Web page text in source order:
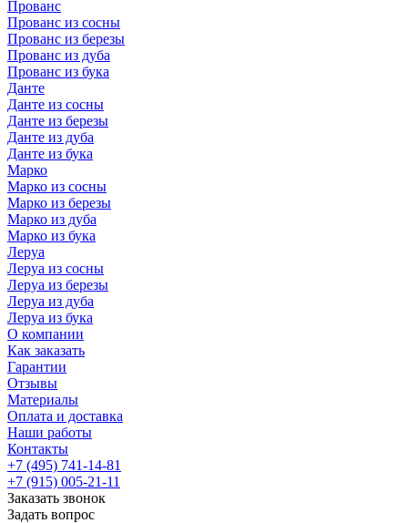
Прованс
Прованс из сосны
Прованс из березы
Прованс из дуба
Прованс из бука
Данте
Данте из сосны
Данте из березы
Данте из дуба
Данте из бука
Марко
Марко из сосны
Марко из березы
Марко из дуба
Марко из бука
Леруа
Леруа из сосны
Леруа из березы
Леруа из дуба
Леруа из бука
О компании
Как заказать
Гарантии
Отзывы
Материалы
Оплата и доставка
Наши работы
Контакты
+7 (495) 741-14-81
+7 (915) 005-21-11
Заказать звонок
Задать вопрос